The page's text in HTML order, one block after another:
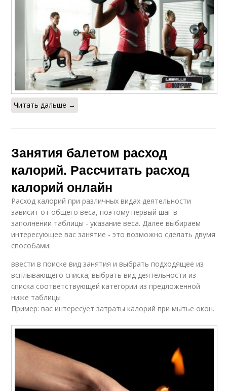
Читать дальше →
Занятия балетом расход
калорий. Рассчитать расход
калорий онлайн
Расход калорий при различных видах деятельности
зависит от общего веса, поэтому первый шаг в
заполнении таблицы - указание веса. Далее выбираем
интересующее вас занятие - это возможно сделать двумя
способами:
ввести в поиске вид занятия и выбрать подходящее из
всплывающего списка; выбрать вид деятельности из
списка соответствующей категории из предложенной
ниже таблицы
Пример: вас интересует затраты калорий при мытье окон.